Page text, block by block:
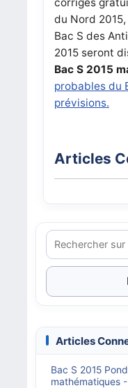
du Nord
Bac S des
2015 seront
Bac S 2015
probables du
prévisions.
Articles
Articles
Bac S 2015
mathématiques